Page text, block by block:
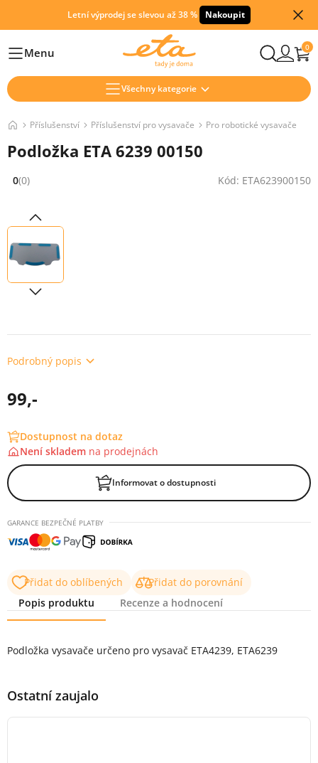
Letní výprodej se slevou až 38 % Nakoupit
HlavníMenu 0
Všechny kategorie
Příslušenství Příslušenství pro vysavače Pro robotické vysavače
Podložka ETA 6239 00150
Hodnocení: 0 z 5 (0 recenzí)
0(0) Kód: ETA623900150
Podrobný popis
99,-
Dostupnost na dotaz
Není skladem na prodejnách
Informovat o dostupnosti
GARANCE BEZPEČNÉ PLATBY
Přidat do oblíbených
Přidat do porovnání
Popis produktu
Recenze a hodnocení
Podložka vysavače určeno pro vysavač ETA4239, ETA6239
Ostatní zaujalo